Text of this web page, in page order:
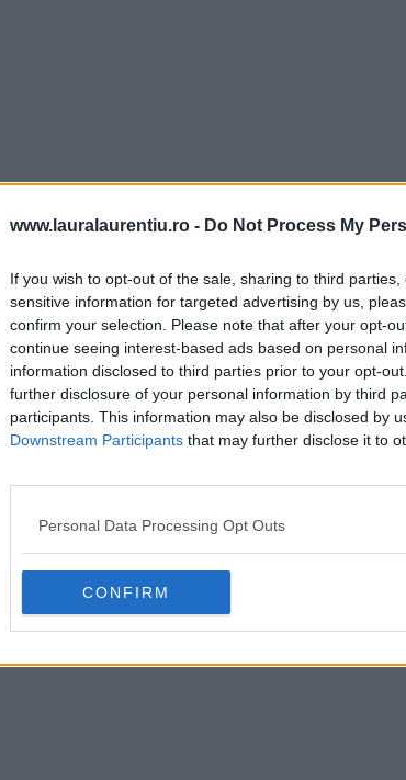
www.lauralaurentiu.ro - Do Not Process My
If you wish to opt-out of the sale, sharing to third
sensitive information for targeted advertising by us,
confirm your selection. Please note that after your opt-
continue seeing interest-based ads based on personal
information disclosed to third parties prior to your opt-
further disclosure of your personal information by third
participants. This information may also be disclosed by
Downstream Participants that may further disclose it to
Personal Data Processing Opt Outs
CONFIRM